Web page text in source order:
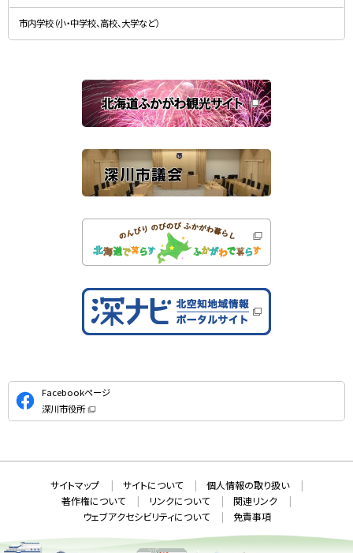
す
）
新
規
ウ
ン
開
き
ま
す
）
市内学校（小・中学校、高校、大学など）
公
式
S
Facebookページ
深川市役所
（
ン
で
開
き
ま
す
メ
サイトマップ サイトについて
個人情報の取り扱い
著作権について
リンクについて
関連リンク
ウェブアクセシビリティについて
免責事項